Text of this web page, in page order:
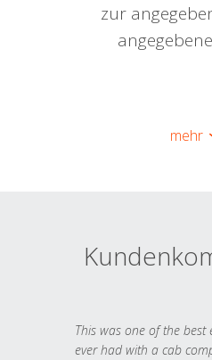
zur
mehr
This was one of the best
ever had with a cab